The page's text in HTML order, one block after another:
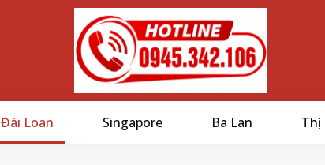
Đài Loan Singapore Ba Lan Thị